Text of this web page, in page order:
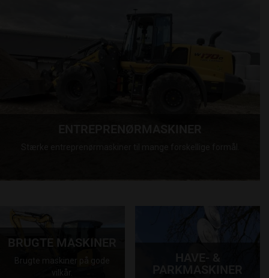
ENTREPRENØRMASKINER
BRUGTE MASKINER
Brugte maskiner på gode
vilkår.
PARKMASKINER